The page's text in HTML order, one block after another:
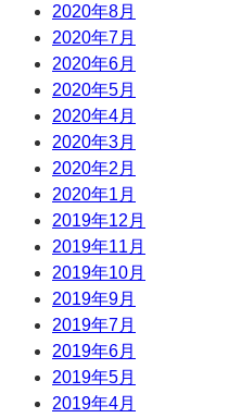
2020年8月
2020年7月
2020年6月
2020年5月
2020年4月
2020年3月
2020年2月
2020年1月
2019年12月
2019年11月
2019年10月
2019年9月
2019年7月
2019年6月
2019年5月
2019年4月